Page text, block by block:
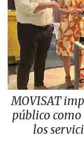
MOVISAT
público
los